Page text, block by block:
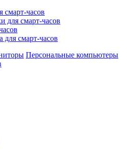
смарт-часов
для смарт-часов
для смарт-часов
Персональные компьютеры